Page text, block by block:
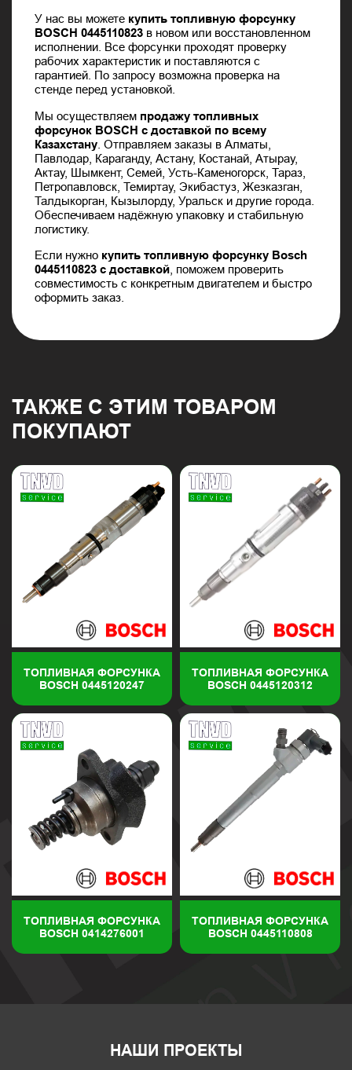
У нас вы можете купить топливную форсунку
BOSCH 0445110823 в новом или восстановленном
исполнении. Все форсунки проходят проверку
рабочих характеристик и поставляются с
гарантией. По запросу возможна проверка на
стенде перед установкой.
Мы осуществляем продажу топливных
форсунок BOSCH с доставкой по всему
Казахстану . Отправляем заказы в Алматы,
Павлодар, Караганду, Астану, Костанай, Атырау,
Актау, Шымкент, Семей, Усть-Каменогорск, Тараз,
Петропавловск, Темиртау, Экибастуз, Жезказган,
Талдыкорган, Кызылорду, Уральск и другие города.
Обеспечиваем надёжную упаковку и стабильную
логистику.
Если нужно купить топливную форсунку Bosch
0445110823 с доставкой , поможем проверить
совместимость с конкретным двигателем и быстро
оформить заказ.
ТАКЖЕ С ЭТИМ ТОВАРОМ
ПОКУПАЮТ
ТОПЛИВНАЯ ФОРСУНКА
BOSCH 0445120247
ТОПЛИВНАЯ ФОРСУНКА
BOSCH 0445120312
ТОПЛИВНАЯ ФОРСУНКА
BOSCH 0414276001
ТОПЛИВНАЯ ФОРСУНКА
BOSCH 0445110808
НАШИ ПРОЕКТЫ